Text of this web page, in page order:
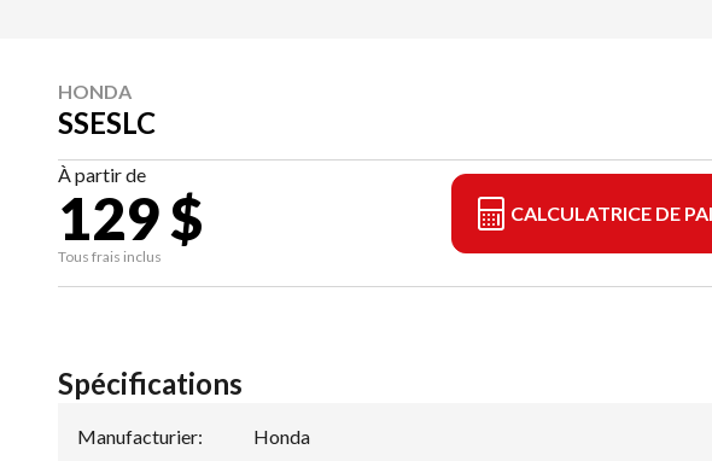
HONDA
SSESLC
À partir de
129 $
Tous frais inclus
CALCULATRICE DE
Spécifications
Manufacturier: Honda